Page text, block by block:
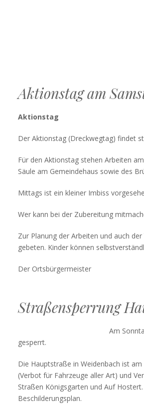
Aktionstag am
Aktionstag
Der Aktionstag (Dreckwegtag) findet
Für den Aktionstag stehen Arbeiten
Säule am Gemeindehaus sowie des
Mittags ist ein kleiner Imbiss
Wer kann bei der Zubereitung
Zur Planung der Arbeiten und auch
gebeten. Kinder können
Der Ortsbürgermeister
Straßensperrung
Am
gesperrt.
Die Hauptstraße in Weidenbach ist am
(Verbot für Fahrzeuge aller Art) und
Straßen Königsgarten und Auf
Beschilderungsplan.